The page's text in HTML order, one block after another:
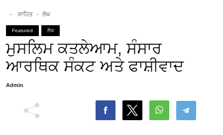
ਸਾਹਿਤ ਲੇਖ
Featured ਲੇਖ
ਮੁਸਲਿਮ ਕਤਲੇਆਮ, ਸੰਸਾਰ
ਆਰਥਿਕ ਸੰਕਟ ਅਤੇ ਫਾਸ਼ੀਵਾਦ
Admin